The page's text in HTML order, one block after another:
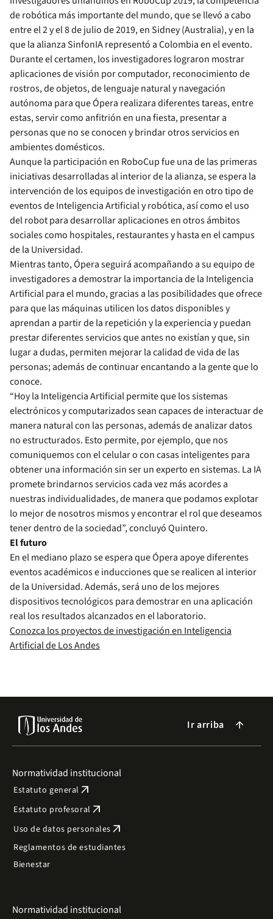
de robótica más importante del mundo, que se llevó a cabo
entre el 2 y el 8 de julio de 2019, en Sidney (Australia), y en la
que la alianza SinfonIA representó a Colombia en el evento.
Durante el certamen, los investigadores lograron mostrar
aplicaciones de visión por computador, reconocimiento de
rostros, de objetos, de lenguaje natural y navegación
autónoma para que Ópera realizara diferentes tareas, entre
estas, servir como anfitrión en una fiesta, presentar a
personas que no se conocen y brindar otros servicios en
ambientes domésticos.
Aunque la participación en RoboCup fue una de las primeras
iniciativas desarrolladas al interior de la alianza, se espera la
intervención de los equipos de investigación en otro tipo de
eventos de Inteligencia Artificial y robótica, así como el uso
del robot para desarrollar aplicaciones en otros ámbitos
sociales como hospitales, restaurantes y hasta en el campus
de la Universidad.
Mientras tanto, Ópera seguirá acompañando a su equipo de
investigadores a demostrar la importancia de la Inteligencia
Artificial para el mundo, gracias a las posibilidades que ofrece
para que las máquinas utilicen los datos disponibles y
aprendan a partir de la repetición y la experiencia y puedan
prestar diferentes servicios que antes no existían y que, sin
lugar a dudas, permiten mejorar la calidad de vida de las
personas; además de continuar encantando a la gente que lo
conoce.
“Hoy la Inteligencia Artificial permite que los sistemas
electrónicos y computarizados sean capaces de interactuar de
manera natural con las personas, además de analizar datos
no estructurados. Esto permite, por ejemplo, que nos
comuniquemos con el celular o con casas inteligentes para
obtener una información sin ser un experto en sistemas. La IA
promete brindarnos servicios cada vez más acordes a
nuestras individualidades, de manera que podamos explotar
lo mejor de nosotros mismos y encontrar el rol que deseamos
tener dentro de la sociedad”, concluyó Quintero.
El futuro
En el mediano plazo se espera que Ópera apoye diferentes
eventos académicos e inducciones que se realicen al interior
de la Universidad. Además, será uno de los mejores
dispositivos tecnológicos para demostrar en una aplicación
real los resultados alcanzados en el laboratorio.
Conozca los proyectos de investigación en Inteligencia
Artificial de Los Andes
Ir arriba arrow_forward
Normatividad institucional
Estatuto general arrow_outward
Estatuto profesoral arrow_outward
Uso de datos personales arrow_outward
Reglamentos de estudiantes
Bienestar
Normatividad institucional